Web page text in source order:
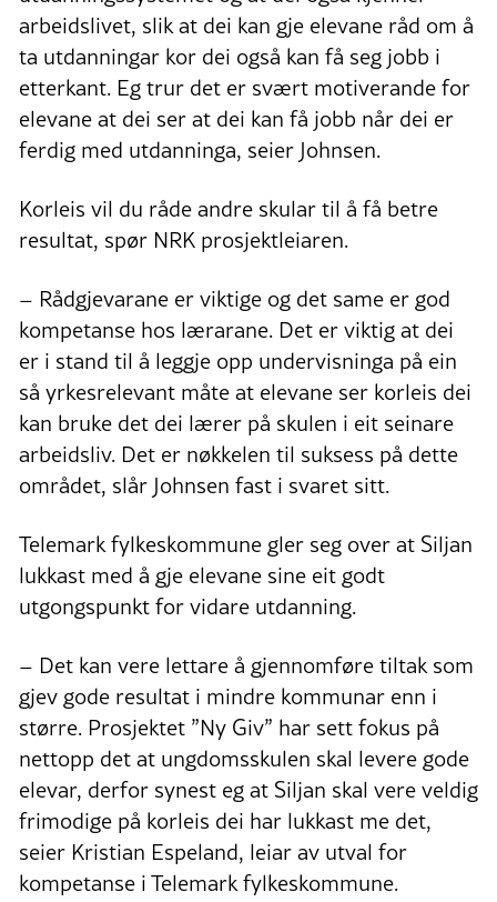
arbeidslivet, slik at dei kan gje elevane råd om å
ta utdanningar kor dei også kan få seg jobb i
etterkant. Eg trur det er svært motiverande for
elevane at dei ser at dei kan få jobb når dei er
ferdig med utdanninga, seier Johnsen.
Korleis vil du råde andre skular til å få betre
resultat, spør NRK prosjektleiaren.
– Rådgjevarane er viktige og det same er god
kompetanse hos lærarane. Det er viktig at dei
er i stand til å leggje opp undervisninga på ein
så yrkesrelevant måte at elevane ser korleis dei
kan bruke det dei lærer på skulen i eit seinare
arbeidsliv. Det er nøkkelen til suksess på dette
området, slår Johnsen fast i svaret sitt.
Telemark fylkeskommune gler seg over at Siljan
lukkast med å gje elevane sine eit godt
utgongspunkt for vidare utdanning.
– Det kan vere lettare å gjennomføre tiltak som
gjev gode resultat i mindre kommunar enn i
større. Prosjektet ”Ny Giv” har sett fokus på
nettopp det at ungdomsskulen skal levere gode
elevar, derfor synest eg at Siljan skal vere veldig
frimodige på korleis dei har lukkast me det,
seier Kristian Espeland, leiar av utval for
kompetanse i Telemark fylkeskommune.